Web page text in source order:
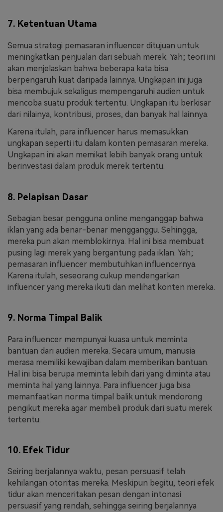
7. Ketentuan Utama
Semua strategi pemasaran influencer ditujuan untuk
meningkatkan penjualan dari sebuah merek. Yah; teori ini
akan menjelaskan bahwa beberapa kata bisa
berpengaruh kuat daripada lainnya. Ungkapan ini juga
bisa membujuk sekaligus mempengaruhi audien untuk
mencoba suatu produk tertentu. Ungkapan itu berkisar
dari nilainya, kontribusi, proses, dan banyak hal lainnya.
Karena itulah, para influencer harus memasukkan
ungkapan seperti itu dalam konten pemasaran mereka.
Ungkapan ini akan memikat lebih banyak orang untuk
berinvestasi dalam produk merek tertentu.
8. Pelapisan Dasar
Sebagian besar pengguna online menganggap bahwa
iklan yang ada benar-benar mengganggu. Sehingga,
mereka pun akan memblokirnya. Hal ini bisa membuat
pusing lagi merek yang bergantung pada iklan. Yah;
pemasaran influencer membutuhkan influencernya.
Karena itulah, seseorang cukup mendengarkan
influencer yang mereka ikuti dan melihat konten mereka.
9. Norma Timpal Balik
Para influencer mempunyai kuasa untuk meminta
bantuan dari audien mereka. Secara umum, manusia
merasa memiliki kewajiban dalam memberikan bantuan.
Hal ini bisa berupa meminta lebih dari yang diminta atau
meminta hal yang lainnya. Para influencer juga bisa
memanfaatkan norma timpal balik untuk mendorong
pengikut mereka agar membeli produk dari suatu merek
tertentu.
10. Efek Tidur
Seiring berjalannya waktu, pesan persuasif telah
kehilangan otoritas mereka. Meskipun begitu, teori efek
tidur akan menceritakan pesan dengan intonasi
persuasif yang rendah, sehingga seiring berjalannya